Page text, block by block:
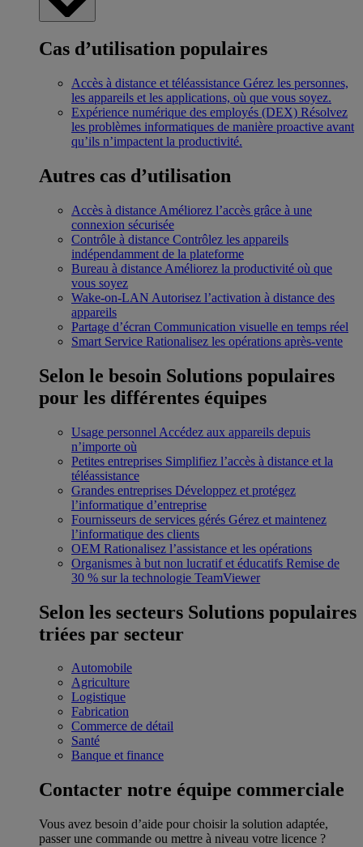
Cas d’utilisation populaires
Accès à distance et téléassistance Gérez les personnes,
les appareils et les applications, où que vous soyez.
Expérience numérique des employés (DEX) Résolvez
les problèmes informatiques de manière proactive avant
qu’ils n’impactent la productivité.
Autres cas d’utilisation
Accès à distance Améliorez l’accès grâce à une
connexion sécurisée
Contrôle à distance Contrôlez les appareils
indépendamment de la plateforme
Bureau à distance Améliorez la productivité où que
vous soyez
Wake-on-LAN Autorisez l’activation à distance des
appareils
Partage d’écran Communication visuelle en temps réel
Smart Service Rationalisez les opérations après-vente
Selon le besoin Solutions populaires
pour les différentes équipes
Usage personnel Accédez aux appareils depuis
n’importe où
Petites entreprises Simplifiez l’accès à distance et la
téléassistance
Grandes entreprises Développez et protégez
l’informatique d’entreprise
Fournisseurs de services gérés Gérez et maintenez
l’informatique des clients
OEM Rationalisez l’assistance et les opérations
Organismes à but non lucratif et éducatifs Remise de
30 % sur la technologie TeamViewer
Selon les secteurs Solutions populaires
triées par secteur
Automobile
Agriculture
Logistique
Fabrication
Commerce de détail
Santé
Banque et finance
Contacter notre équipe commerciale
Vous avez besoin d’aide pour choisir la solution adaptée,
passer une commande ou mettre à niveau votre licence ?